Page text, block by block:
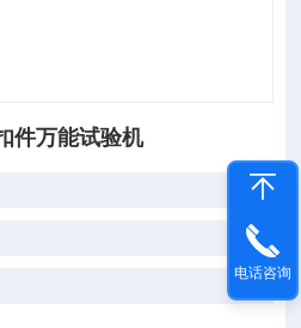
件万能试验机
电话咨询